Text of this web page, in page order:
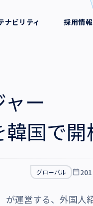
ナビリティ 採用情報
ー
国で開
グローバル
運営する、外国人